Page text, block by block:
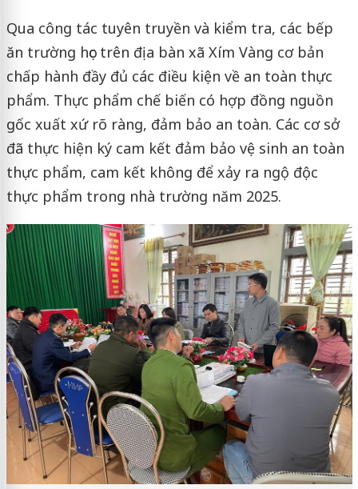
Qua công tác tuyên truyền và kiểm tra, các bếp
ăn trường học trên địa bàn xã Xím Vàng cơ bản
chấp hành đầy đủ các điều kiện về an toàn thực
phẩm. Thực phẩm chế biến có hợp đồng nguồn
gốc xuất xứ rõ ràng, đảm bảo an toàn. Các cơ sở
đã thực hiện ký cam kết đảm bảo vệ sinh an toàn
thực phẩm, cam kết không để xảy ra ngộ độc
thực phẩm trong nhà trường năm 2025.